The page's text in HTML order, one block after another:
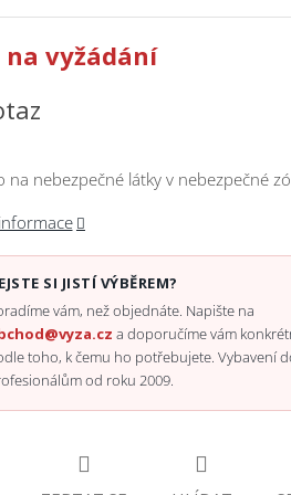
na vyžádání
na nebezpečné látky v nebezpečné
SI JISTÍ VÝBĚREM?
vám, než objednáte. Napište na
a doporučíme vám
toho, k čemu ho potřebujete. Vybavení
od roku 2009.